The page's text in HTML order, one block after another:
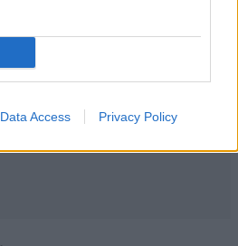
Data Access Privacy Policy